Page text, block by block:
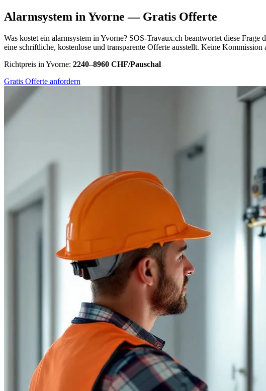
Alarmsystem in Yvorne — Gratis Offerte
Was kostet ein alarmsystem in Yvorne? SOS-Travaux.ch beantwortet diese
eine schriftliche, kostenlose und transparente Offerte ausstellt. Keine
Richtpreis in Yvorne: 2240–8960 CHF/Pauschal
Gratis Offerte anfordern